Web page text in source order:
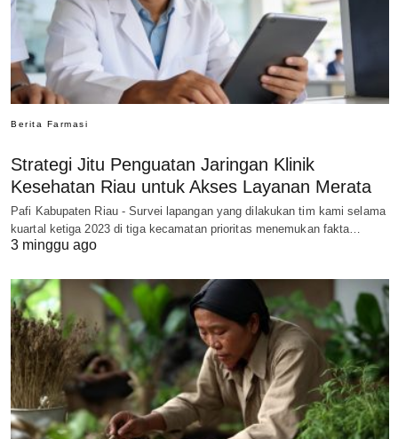
Berita Farmasi
Strategi Jitu Penguatan Jaringan Klinik
Kesehatan Riau untuk Akses Layanan Merata
Pafi Kabupaten Riau - Survei lapangan yang dilakukan tim kami selama
kuartal ketiga 2023 di tiga kecamatan prioritas menemukan fakta…
3 minggu ago